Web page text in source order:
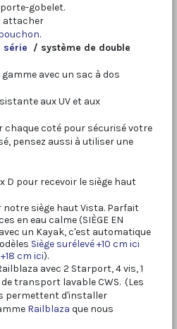
gobelet.
attacher
.
série / système de double
avec un sac à dos
aux UV et aux
chaque coté pour sécurisé votre
pensez aussi à utiliser une
D pour recevoir le siège haut
siège haut Vista. Parfait
en eau calme (SIÈGE EN
un Kayak, c'est automatique
Siège surélevé +10 cm ici
cm ici).
avec 2 Starport, 4 vis, 1
transport lavable CWS. (Les
permettent d'installer
Railblaza que nous